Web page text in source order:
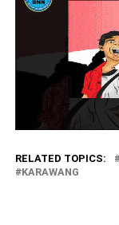
RELATED TOPICS:
KARAWANG